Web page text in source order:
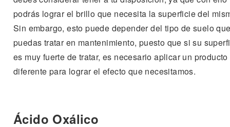
podrás lograr el brillo que necesita la superficie del
Sin embargo, esto puede depender del tipo de suelo
puedas tratar en mantenimiento, puesto que si su
es muy fuerte de tratar, es necesario aplicar un producto
diferente para lograr el efecto que necesitamos.
Ácido Oxálico